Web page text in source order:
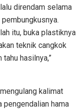
direndam selama
itu, buka plastiknya
teknik cangkok
hasilnya,”
kalimat
pengendalian hama